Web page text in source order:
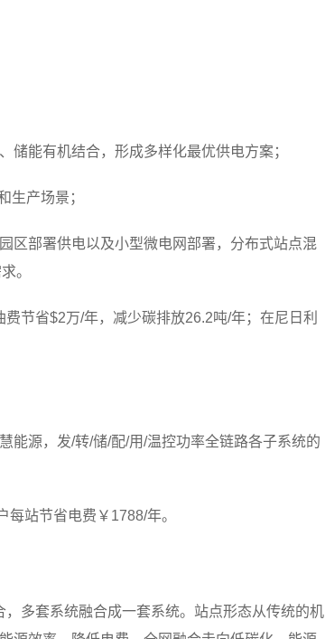
能有机结合，形成多样化最优供电方案；
生产场景；
区部署供电以及小型微电网部署，分布式站点混
。
节省$2万/年，减少碳排放26.2吨/年；在尼日利
能源，发/转/储/配/用/温控功率全链路各子系统的
站节省电费￥1788/年。
多套系统融合成一套系统。站点形态从传统的机